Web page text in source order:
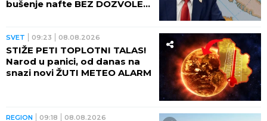
SVET 12:02 08.08.2026
PROVERENA VEZA: Bivši lični
advokat Donalda Trampa
potvrđen za državnog tužioca
SVET 11:35 08.08.2026